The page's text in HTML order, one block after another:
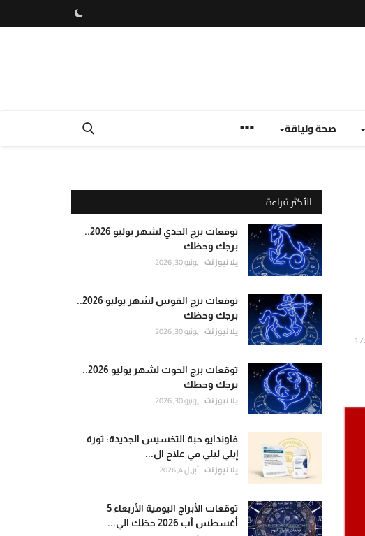
صحة ولياقة
الأكثر قراءة
توقعات برج الجدي لشهر يوليو 2026..
برجك وحظك
يلا نيوز نت يونيو 30, 2026
توقعات برج القوس لشهر يوليو 2026..
برجك وحظك
يلا نيوز نت يونيو 30, 2026
توقعات برج الحوت لشهر يوليو 2026..
برجك وحظك
يلا نيوز نت يونيو 30, 2026
فاوندايو حبة التخسيس الجديدة: ثورة
إيلي ليلي في علاج ال...
يلا نيوز نت أبريل 4, 2026
توقعات الأبراج اليومية الأربعاء 5
أغسطس آب 2026 حظك الي...